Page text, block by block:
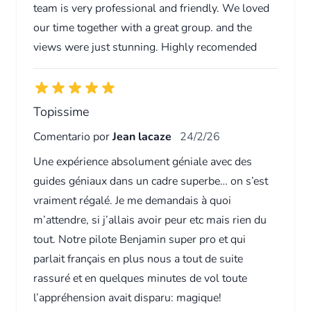
team is very professional and friendly. We loved
our time together with a great group. and the
views were just stunning. Highly recomended
Topissime
Comentario porJean lacaze
24/2/26
Une expérience absolument géniale avec des
guides géniaux dans un cadre superbe… on s’est
vraiment régalé. Je me demandais à quoi
m’attendre, si j’allais avoir peur etc mais rien du
tout. Notre pilote Benjamin super pro et qui
parlait français en plus nous a tout de suite
rassuré et en quelques minutes de vol toute
l’appréhension avait disparu: magique!